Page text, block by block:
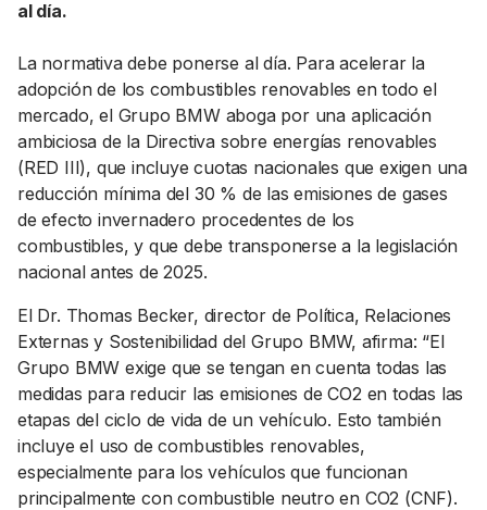
al día.
La normativa debe ponerse al día. Para acelerar la
adopción de los combustibles renovables en todo el
mercado, el Grupo BMW aboga por una aplicación
ambiciosa de la Directiva sobre energías renovables
(RED III), que incluye cuotas nacionales que exigen una
reducción mínima del 30 % de las emisiones de gases
de efecto invernadero procedentes de los
combustibles, y que debe transponerse a la legislación
nacional antes de 2025.
El Dr. Thomas Becker, director de Política, Relaciones
Externas y Sostenibilidad del Grupo BMW, afirma: “El
Grupo BMW exige que se tengan en cuenta todas las
medidas para reducir las emisiones de CO2 en todas las
etapas del ciclo de vida de un vehículo. Esto también
incluye el uso de combustibles renovables,
especialmente para los vehículos que funcionan
principalmente con combustible neutro en CO2 (CNF).